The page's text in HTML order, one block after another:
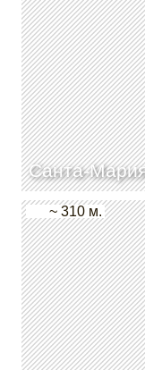
Санта-
~ 310 м.